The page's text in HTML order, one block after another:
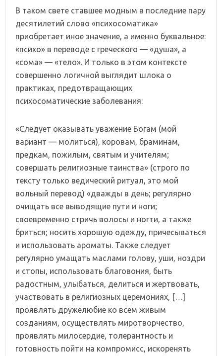
В таком свете ставшее модным в последние пару
десятилетий слово «психосоматика»
приобретает иное значение, а именно буквальное:
«психо» в переводе с греческого — «душа», а
«сома» — «тело». И только в этом контексте
совершенно логичной выглядит шлока о
практиках, предотвращающих
психосоматические заболевания:
«Следует оказывать уважение Богам (мой
вариант — молиться), коровам, браминам,
предкам, пожилым, святым и учителям;
совершать религиозные таинства» (строго по
тексту только ведический ритуал, это мой
вольный перевод) «дважды в день; регулярно
очищать все выводящие пути и ноги;
своевременно стричь волосы и ногти, а также
бриться; носить хорошую одежду, причесываться
и использовать ароматы. Также следует
регулярно умащать маслами голову, уши, ноздри
и стопы, использовать благовония, быть
радостным, улыбаться, делиться и жертвовать,
участвовать в религиозных церемониях, […]
проявлять дружелюбие ко всем живым
созданиям, осуществлять миротворчество,
проявлять милосердие, толерантность и
готовность пойти на компромисс, искоренять